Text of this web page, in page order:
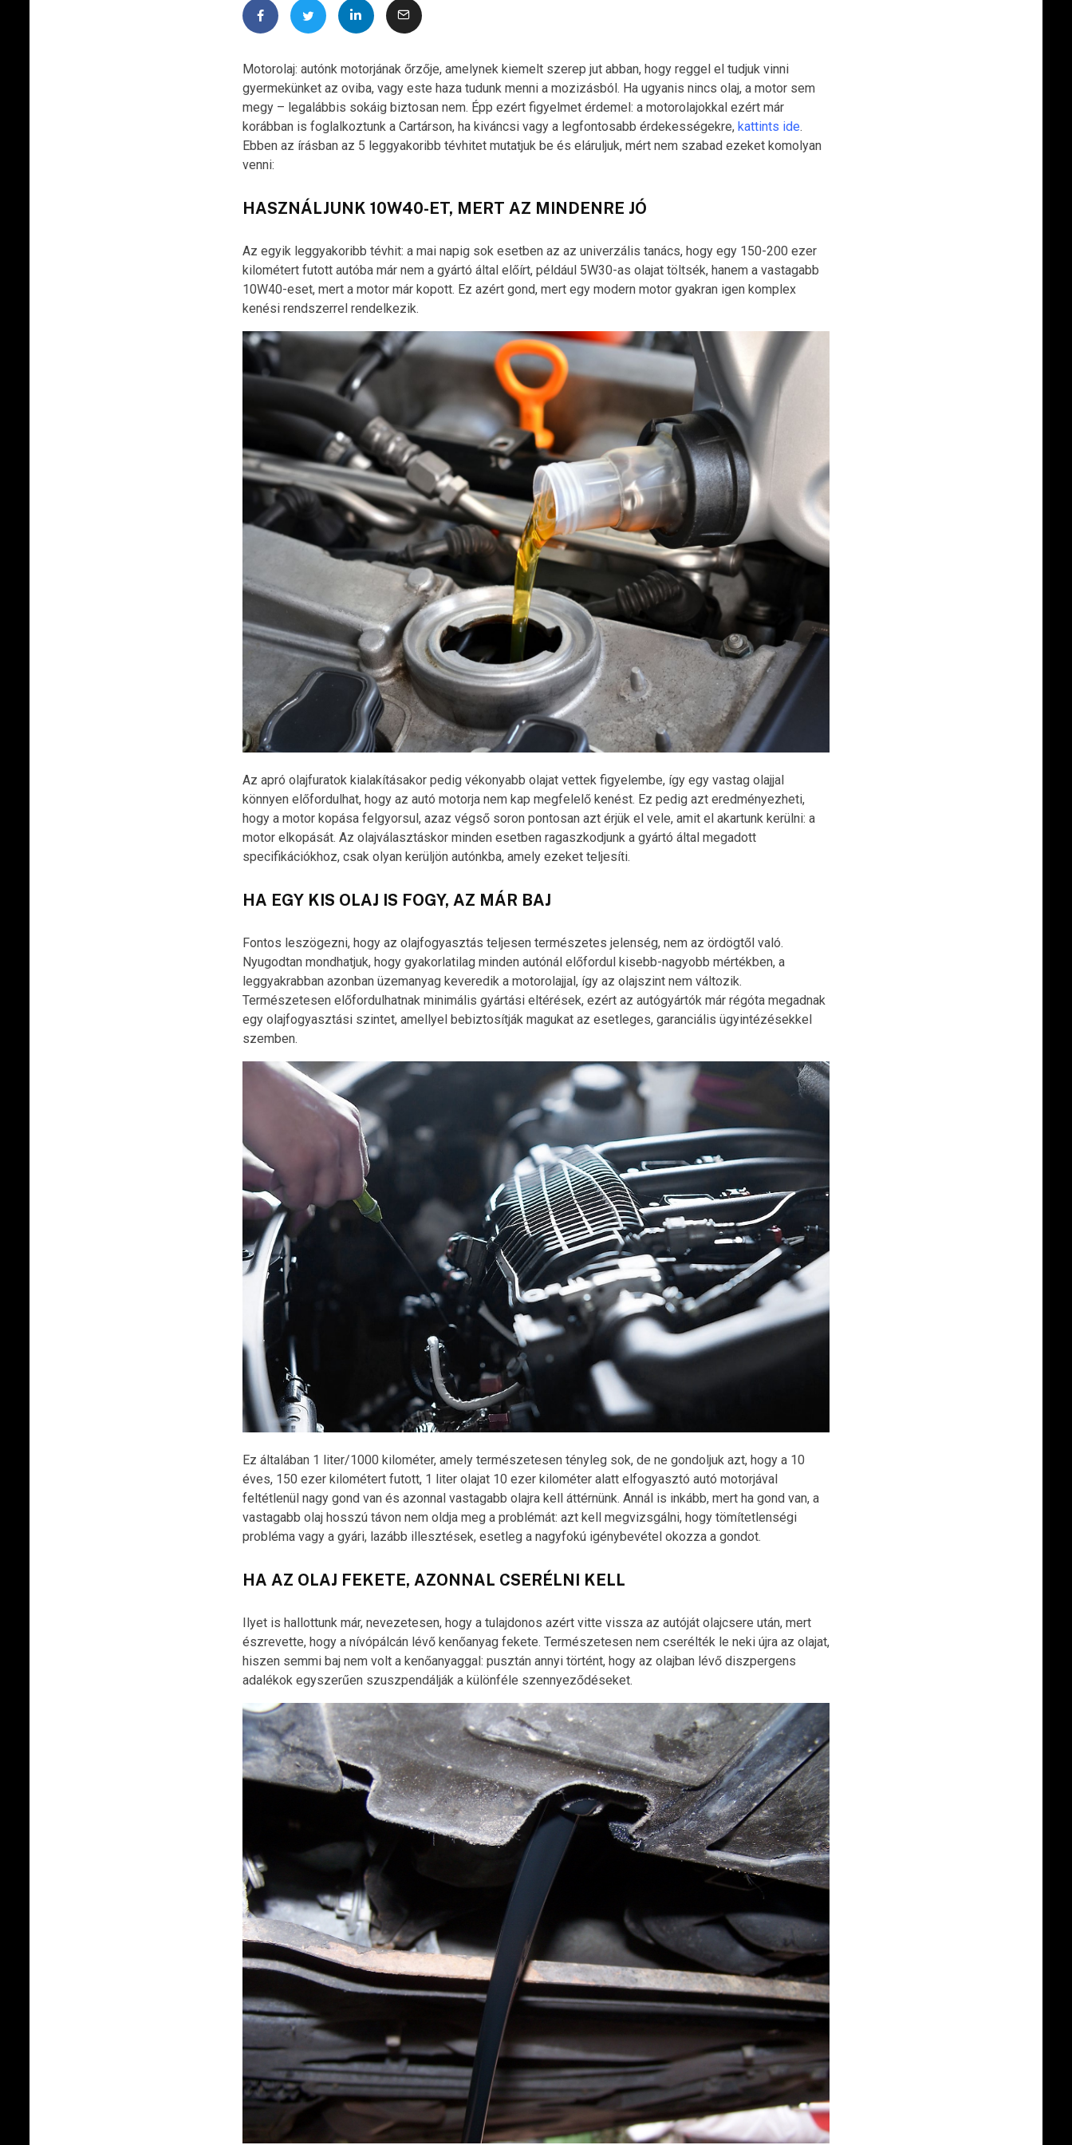
Motorolaj: autónk motorjának őrzője, amelynek kiemelt szerep jut abban, hogy reggel el tudjuk vinni
gyermekünket az oviba, vagy este haza tudunk menni a mozizásból. Ha ugyanis nincs olaj, a motor sem
megy – legalábbis sokáig biztosan nem. Épp ezért figyelmet érdemel: a motorolajokkal ezért már
korábban is foglalkoztunk a Cartárson, ha kiváncsi vagy a legfontosabb érdekességekre, kattints ide.
Ebben az írásban az 5 leggyakoribb tévhitet mutatjuk be és eláruljuk, mért nem szabad ezeket komolyan
venni:
HASZNÁLJUNK 10W40-ET, MERT AZ MINDENRE JÓ
Az egyik leggyakoribb tévhit: a mai napig sok esetben az az univerzális tanács, hogy egy 150-200 ezer
kilométert futott autóba már nem a gyártó által előírt, például 5W30-as olajat töltsék, hanem a vastagabb
10W40-eset, mert a motor már kopott. Ez azért gond, mert egy modern motor gyakran igen komplex
kenési rendszerrel rendelkezik.
Az apró olajfuratok kialakításakor pedig vékonyabb olajat vettek figyelembe, így egy vastag olajjal
könnyen előfordulhat, hogy az autó motorja nem kap megfelelő kenést. Ez pedig azt eredményezheti,
hogy a motor kopása felgyorsul, azaz végső soron pontosan azt érjük el vele, amit el akartunk kerülni: a
motor elkopását. Az olajválasztáskor minden esetben ragaszkodjunk a gyártó által megadott
specifikációkhoz, csak olyan kerüljön autónkba, amely ezeket teljesíti.
HA EGY KIS OLAJ IS FOGY, AZ MÁR BAJ
Fontos leszögezni, hogy az olajfogyasztás teljesen természetes jelenség, nem az ördögtől való.
Nyugodtan mondhatjuk, hogy gyakorlatilag minden autónál előfordul kisebb-nagyobb mértékben, a
leggyakrabban azonban üzemanyag keveredik a motorolajjal, így az olajszint nem változik.
Természetesen előfordulhatnak minimális gyártási eltérések, ezért az autógyártók már régóta megadnak
egy olajfogyasztási szintet, amellyel bebiztosítják magukat az esetleges, garanciális ügyintézésekkel
szemben.
Ez általában 1 liter/1000 kilométer, amely természetesen tényleg sok, de ne gondoljuk azt, hogy a 10
éves, 150 ezer kilométert futott, 1 liter olajat 10 ezer kilométer alatt elfogyasztó autó motorjával
feltétlenül nagy gond van és azonnal vastagabb olajra kell áttérnünk. Annál is inkább, mert ha gond van, a
vastagabb olaj hosszú távon nem oldja meg a problémát: azt kell megvizsgálni, hogy tömítetlenségi
probléma vagy a gyári, lazább illesztések, esetleg a nagyfokú igénybevétel okozza a gondot.
HA AZ OLAJ FEKETE, AZONNAL CSERÉLNI KELL
Ilyet is hallottunk már, nevezetesen, hogy a tulajdonos azért vitte vissza az autóját olajcsere után, mert
észrevette, hogy a nívópálcán lévő kenőanyag fekete. Természetesen nem cserélték le neki újra az olajat,
hiszen semmi baj nem volt a kenőanyaggal: pusztán annyi történt, hogy az olajban lévő diszpergens
adalékok egyszerűen szuszpendálják a különféle szennyeződéseket.